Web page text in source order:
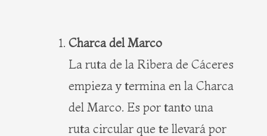
Charca del Marco
La ruta de la Ribera de Cáceres
empieza y termina en la Charca
del Marco. Es por tanto una
ruta circular que te llevará por